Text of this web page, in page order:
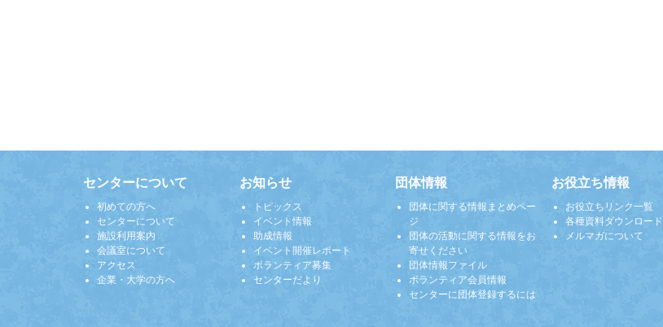
センターについて
初めての方へ
センターについて
施設利用案内
会議室について
アクセス
企業・大学の方へ
お知らせ
トピックス
イベント情報
助成情報
イベント開催レポート
ボランティア募集
センターだより
団体情報
団体に関する情報まとめペー
ジ
団体の活動に関する情報をお
寄せください
団体情報ファイル
ボランティア会員情報
センターに団体登録するには
お役立ち情報
お役立ちリンク一覧
各種資料ダウンロード
メルマガについて